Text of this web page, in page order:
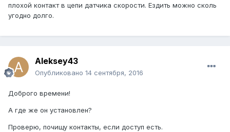
плохой контакт в цепи датчика скорости. Ездить можно сколь
угодно долго.
Aleksey43
Опубликовано 14 сентября, 2016
Доброго времени!
А где же он установлен?
Проверю, почищу контакты, если доступ есть.